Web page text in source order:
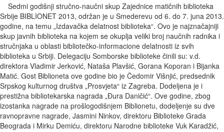
Sedmi godišnji stručno-naučni skup Zajednice matičnih biblioteka
Srbije BIBLIONET 2013, održan je u Smederevu od 6. do 7. juna 2013.
godine, na temu „Izdavačka delatnost biblioteka“. Ovo je najznačajniji
skup javnih biblioteka na kojem se okuplja veliki broj naučnih radnika i
stručnjaka u oblasti bibliotečko-informacione delatnosti iz svih
biblioteka u Srbiji. Delegaciju Somborske biblioteke činili su: v.d.
direktora Vladimir Jerković, Nataša Plavšić, Gorana Koporan i Bijanka
Matić. Gost Biblioneta ove godine bio je Čedomir Višnjić, predsednik
Srpskog kulturnog društva „Prosvjeta“ iz Zagreba. Dodeljena je i
prestižna bibliotekarska nagrada „Đura Daničić“. Ove godine, zbog
izostanka nagrade na prošlogodišnjem Biblionetu, dodeljenje su dve
ravnopravne nagrade, Jasmini Ninkov, direktoru Biblioteke Grada
Beograda i Mirku Demiću, direktoru Narodne biblioteke Vuk Karadžić,